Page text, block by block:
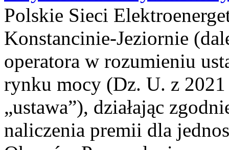
Polskie Sieci
Konstancinie-Jeziornie
operatora w rozumieniu
rynku mocy (Dz. U. z
„ustawa”), działając
naliczenia premii dla